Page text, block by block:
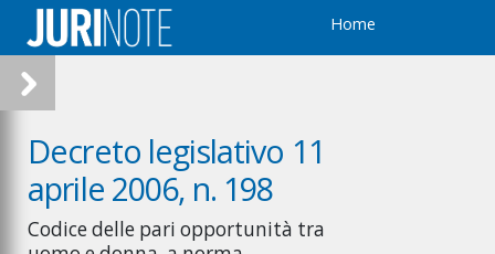
Home
Decreto legislativo 11
aprile 2006, n. 198
Codice delle pari opportunità tra